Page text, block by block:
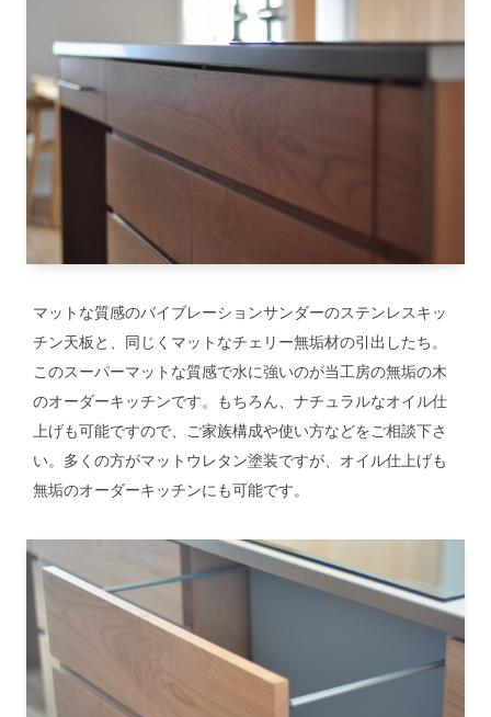
マットな質感のバイブレーションサンダーのステンレスキッ
チン天板と、同じくマットなチェリー無垢材の引出したち。
このスーパーマットな質感で水に強いのが当工房の無垢の木
のオーダーキッチンです。もちろん、ナチュラルなオイル仕
上げも可能ですので、ご家族構成や使い方などをご相談下さ
い。多くの方がマットウレタン塗装ですが、オイル仕上げも
無垢のオーダーキッチンにも可能です。